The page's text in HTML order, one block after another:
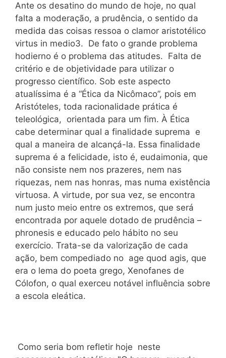
Ante os desatino do mundo de hoje, no qual
falta a moderação, a prudência, o sentido da
medida das coisas ressoa o clamor aristotélico
virtus in medio3. De fato o grande problema
hodierno é o problema das atitudes. Falta de
critério e de objetividade para utilizar o
progresso científico. Sob este aspecto
atualíssima é a “Ética da Nicômaco”, pois em
Aristóteles, toda racionalidade prática é
teleológica, orientada para um fim. À Ética
cabe determinar qual a finalidade suprema e
qual a maneira de alcançá-la. Essa finalidade
suprema é a felicidade, isto é, eudaimonia, que
não consiste nem nos prazeres, nem nas
riquezas, nem nas honras, mas numa existência
virtuosa. A virtude, por sua vez, se encontra
num justo meio entre os extremos, que será
encontrada por aquele dotado de prudência –
phronesis e educado pelo hábito no seu
exercício. Trata-se da valorização de cada
ação, bem compediado no age quod agis, que
era o lema do poeta grego, Xenofanes de
Cólofon, o qual exerceu notável influência sobre
a escola eleática.
Como seria bom refletir hoje neste